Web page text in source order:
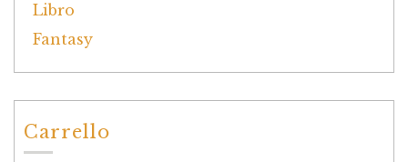
Carrello